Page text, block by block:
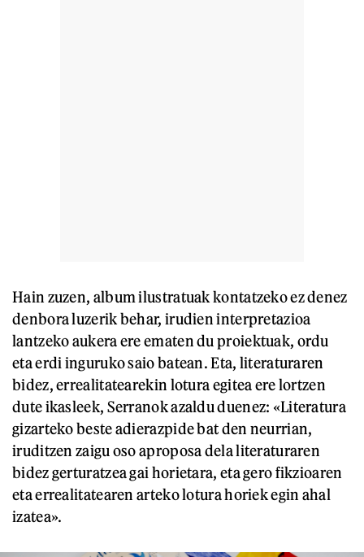
Hain zuzen, album ilustratuak kontatzeko ez denez
denbora luzerik behar, irudien interpretazioa
lantzeko aukera ere ematen du proiektuak, ordu
eta erdi inguruko saio batean. Eta, literaturaren
bidez, errealitatearekin lotura egitea ere lortzen
dute ikasleek, Serranok azaldu duenez: «Literatura
gizarteko beste adierazpide bat den neurrian,
iruditzen zaigu oso aproposa dela literaturaren
bidez gerturatzea gai horietara, eta gero fikzioaren
eta errealitatearen arteko lotura horiek egin ahal
izatea».